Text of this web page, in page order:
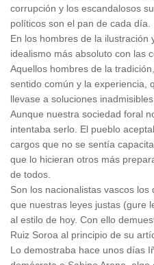
corrupción y los escandalosos
políticos son el pan de cada día.
En los hombres de la ilustración
idealismo más absoluto con las
Aquellos hombres de la
sentido común y la experiencia,
llevase a soluciones
Aunque nuestra sociedad foral
intentaba serlo. El pueblo
cargos que no se sentía
que lo hicieran otros más
de todos.
Son los nacionalistas vascos
que nuestras leyes justas (gure
al estilo de hoy. Con ello
Ruiz Soroa al principio de su
Lo demostraba hace unos días